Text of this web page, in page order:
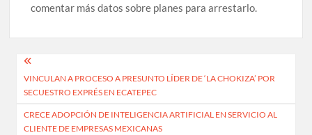
comentar más datos sobre planes para arrestarlo.
Navegación
de
entradas
VINCULAN A PROCESO A PRESUNTO LÍDER DE ‘LA CHOKIZA’ POR
SECUESTRO EXPRÉS EN ECATEPEC
CRECE ADOPCIÓN DE INTELIGENCIA ARTIFICIAL EN SERVICIO AL
CLIENTE DE EMPRESAS MEXICANAS